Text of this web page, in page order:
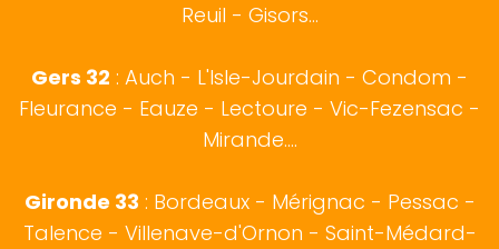
Reuil - Gisors...
Gers 32 : Auch - L'Isle-Jourdain - Condom -
Fleurance - Eauze - Lectoure - Vic-Fezensac -
Mirande....
Gironde 33 : Bordeaux- Mérignac - Pessac -
Talence - Villenave-d'Ornon - Saint-Médard-